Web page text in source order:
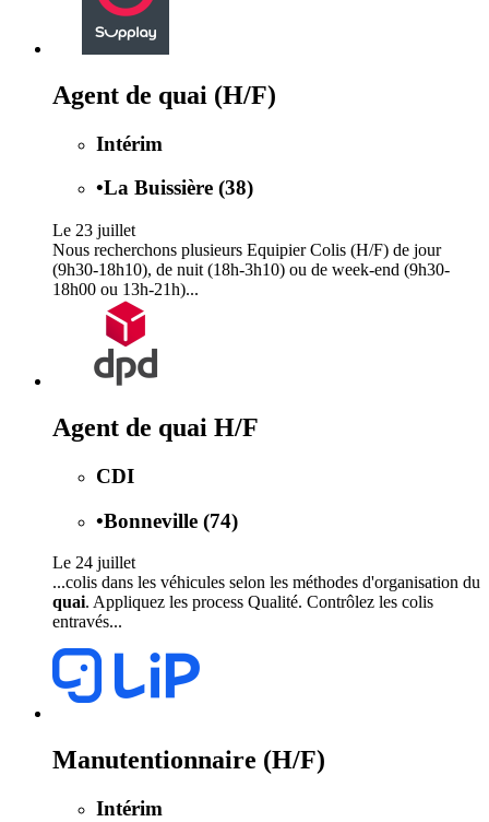
Agent de quai (H/F)
Intérim
•La Buissière (38)
Le 23 juillet
Nous recherchons plusieurs Equipier Colis (H/F) de jour
(9h30-18h10), de nuit (18h-3h10) ou de week-end (9h30-
18h00 ou 13h-21h)...
Agent de quai H/F
CDI
•Bonneville (74)
Le 24 juillet
...colis dans les véhicules selon les méthodes d'organisation du
quai. Appliquez les process Qualité. Contrôlez les colis
entravés...
Manutentionnaire (H/F)
Intérim